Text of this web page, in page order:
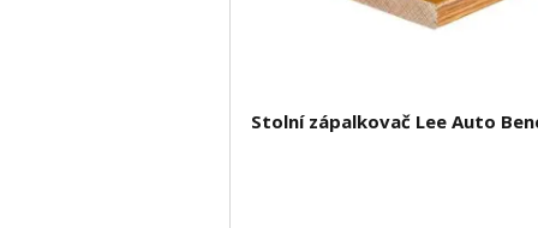
Stolní zápalkovač Lee Auto